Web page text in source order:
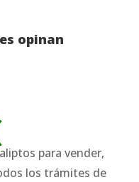
opinan
para vender,
los trámites de